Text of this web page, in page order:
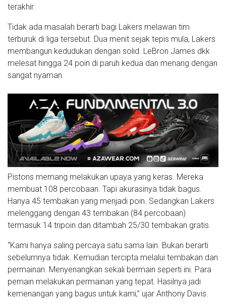
terakhir.
Tidak ada masalah berarti bagi Lakers melawan tim
terburuk di liga tersebut. Dua menit sejak tepis mula, Lakers
membangun kedudukan dengan solid. LeBron James dkk
melesat hingga 24 poin di paruh kedua dan menang dengan
sangat nyaman.
Pistons memang melakukan upaya yang keras. Mereka
membuat 108 percobaan. Tapi akurasinya tidak bagus.
Hanya 45 tembakan yang menjadi poin. Sedangkan Lakers
melenggang dengan 43 tembakan (84 percobaan)
termasuk 14 tripoin dan ditambah 25/30 tembakan gratis.
“Kami hanya saling percaya satu sama lain. Bukan berarti
sebelumnya tidak. Kemudian tercipta melalui tembakan dan
permainan. Menyenangkan sekali bermain seperti ini. Para
pemain melakukan permainan yang tepat. Hasilnya jadi
kemenangan yang bagus untuk kami,” ujar Anthony Davis.